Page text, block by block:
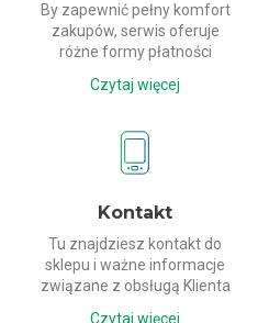
By zapewnić pełny komfort
zakupów, serwis oferuje
różne formy płatności
Czytaj więcej
Kontakt
Tu znajdziesz kontakt do
sklepu i ważne informacje
związane z obsługą Klienta
Czytaj więcej